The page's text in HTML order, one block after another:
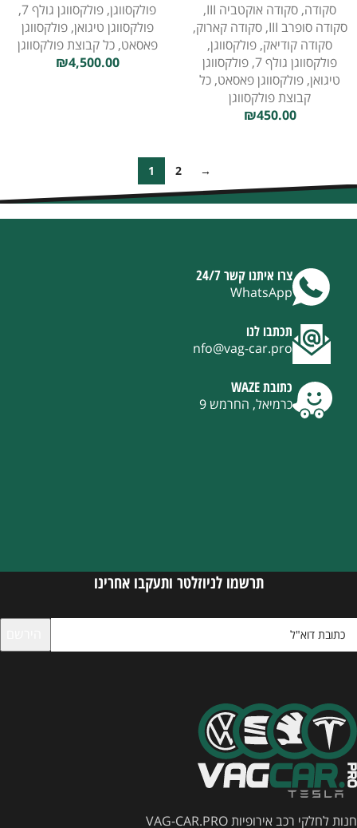
סקודה, סקודה אוקטביה III
,
סקודה סופרב III
, סקודה קארוק,
סקודה קודיאק, פולקסווגן,
פולקסווגן גולף 7
, פולקסווגן
טיגואן, פולקסווגן פאסאט, כל
קבוצת פולקסווגן
₪450.00
פולקסווגן, פולקסווגן גולף 7
,
פולקסווגן טיגואן, פולקסווגן
פאסאט, כל קבוצת פולקסווגן
₪4,500.00
1 2 →
צרו איתנו קשר 24/7
WhatsApp
תכתבו לנו
nfo@vag-car.pro
כתובת WAZE
כרמיאל, החרמש 9
תרשמו לניוזלטר ותעקבו אחרינו
חנות לחלקי רכב אירופיות VAG-CAR.PRO